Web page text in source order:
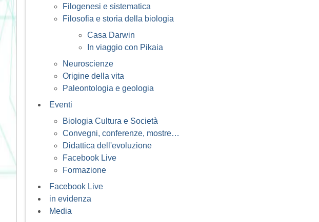
Filogenesi e sistematica
Filosofia e storia della biologia
Casa Darwin
In viaggio con Pikaia
Neuroscienze
Origine della vita
Paleontologia e geologia
Eventi
Biologia Cultura e Società
Convegni, conferenze, mostre…
Didattica dell'evoluzione
Facebook Live
Formazione
Facebook Live
in evidenza
Media